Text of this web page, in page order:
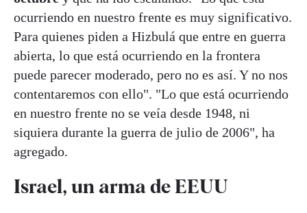
ocurriendo en nuestro frente es muy significativo.
Para quienes piden a Hizbulá que entre en guerra
abierta, lo que está ocurriendo en la frontera
puede parecer moderado, pero no es así. Y no nos
contentaremos con ello". "Lo que está ocurriendo
en nuestro frente no se veía desde 1948, ni
siquiera durante la guerra de julio de 2006", ha
agregado.
Israel, un arma de EEUU